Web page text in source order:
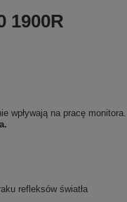
1900R
wpływają na pracę
refleksów światła